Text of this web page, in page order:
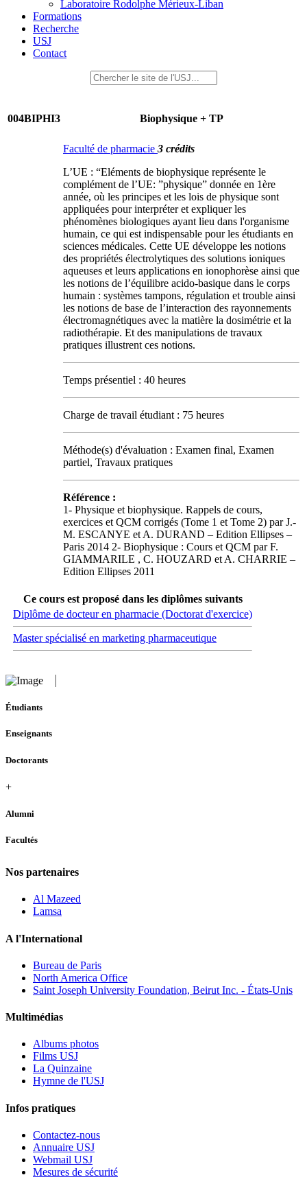
Laboratoire Rodolphe Mérieux-Liban
Formations
Recherche
USJ
Contact
004BIPHI3 Biophysique + TP
Faculté de pharmacie 3 crédits
L’UE : “Eléments de biophysique représente le
complément de l’UE: ”physique” donnée en 1ère
année, où les principes et les lois de physique sont
appliquées pour interpréter et expliquer les
phénomènes biologiques ayant lieu dans l'organisme
humain, ce qui est indispensable pour les étudiants en
sciences médicales. Cette UE développe les notions
des propriétés électrolytiques des solutions ioniques
aqueuses et leurs applications en ionophorèse ainsi que
les notions de l’équilibre acido-basique dans le corps
humain : systèmes tampons, régulation et trouble ainsi
les notions de base de l’interaction des rayonnements
électromagnétiques avec la matière la dosimétrie et la
radiothérapie. Et des manipulations de travaux
pratiques illustrent ces notions.
Temps présentiel : 40 heures
Charge de travail étudiant : 75 heures
Méthode(s) d'évaluation : Examen final, Examen
partiel, Travaux pratiques
Référence :
1- Physique et biophysique. Rappels de cours,
exercices et QCM corrigés (Tome 1 et Tome 2) par J.-
M. ESCANYE et A. DURAND – Edition Ellipses –
Paris 2014 2- Biophysique : Cours et QCM par F.
GIAMMARILE , C. HOUZARD et A. CHARRIE –
Edition Ellipses 2011
Ce cours est proposé dans les diplômes suivants
Diplôme de docteur en pharmacie (Doctorat d'exercice)
Master spécialisé en marketing pharmaceutique
Étudiants
Enseignants
Doctorants
+
Alumni
Facultés
Nos partenaires
Al Mazeed
Lamsa
A l'International
Bureau de Paris
North America Office
Saint Joseph University Foundation, Beirut Inc. - États-Unis
Multimédias
Albums photos
Films USJ
La Quinzaine
Hymne de l'USJ
Infos pratiques
Contactez-nous
Annuaire USJ
Webmail USJ
Mesures de sécurité